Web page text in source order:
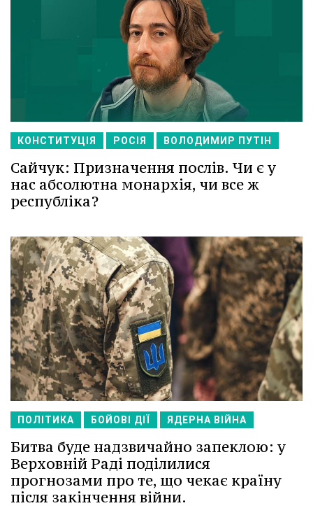
КОНСТИТУЦІЯ РОСІЯ ВОЛОДИМИР ПУТІН
Сайчук: Призначення послів. Чи є у
нас абсолютна монархія, чи все ж
республіка?
ПОЛІТИКА БОЙОВІ ДІЇ ЯДЕРНА ВІЙНА
Битва буде надзвичайно запеклою: у
Верховній Раді поділилися
прогнозами про те, що чекає країну
після закінчення війни.